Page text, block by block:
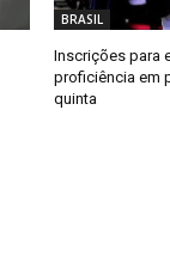
BRASIL
Inscrições para
proficiência em
quinta